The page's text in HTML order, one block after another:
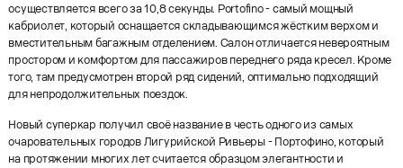
осуществляется всего за 10,8 секунды. Portofino - самый мощный
кабриолет, который оснащается складывающимся жёстким верхом и
вместительным багажным отделением. Салон отличается невероятным
простором и комфортом для пассажиров переднего ряда кресел. Кроме
того, там предусмотрен второй ряд сидений, оптимально подходящий
для непродолжительных поездок.
Новый суперкар получил своё название в честь одного из самых
очаровательных городов Лигурийской Ривьеры - Портофино, который
на протяжении многих лет считается образцом элегантности и